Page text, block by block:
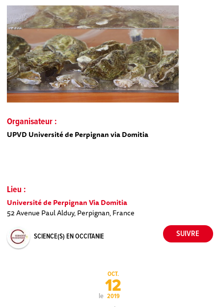
Organisateur :
UPVD Université de Perpignan via Domitia
Lieu :
Université de Perpignan Via Domitia
52 Avenue Paul Alduy, Perpignan, France
SCIENCE(S) EN OCCITANIE
le
OCT.
12
2019